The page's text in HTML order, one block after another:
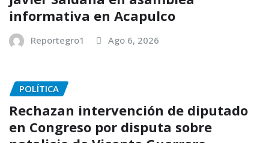
informativa en Acapulco
Reportegro1 Ago 6, 2026
POLÍTICA
Rechazan intervención de diputado
en Congreso por disputa sobre